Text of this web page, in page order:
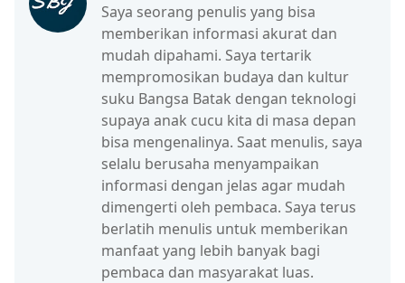
Saya seorang penulis yang bisa
memberikan informasi akurat dan
mudah dipahami. Saya tertarik
mempromosikan budaya dan kultur
suku Bangsa Batak dengan teknologi
supaya anak cucu kita di masa depan
bisa mengenalinya. Saat menulis, saya
selalu berusaha menyampaikan
informasi dengan jelas agar mudah
dimengerti oleh pembaca. Saya terus
berlatih menulis untuk memberikan
manfaat yang lebih banyak bagi
pembaca dan masyarakat luas.